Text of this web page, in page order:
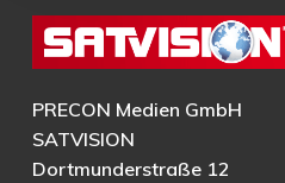
PRECON Medien GmbH
SATVISION
Dortmunderstraße 12